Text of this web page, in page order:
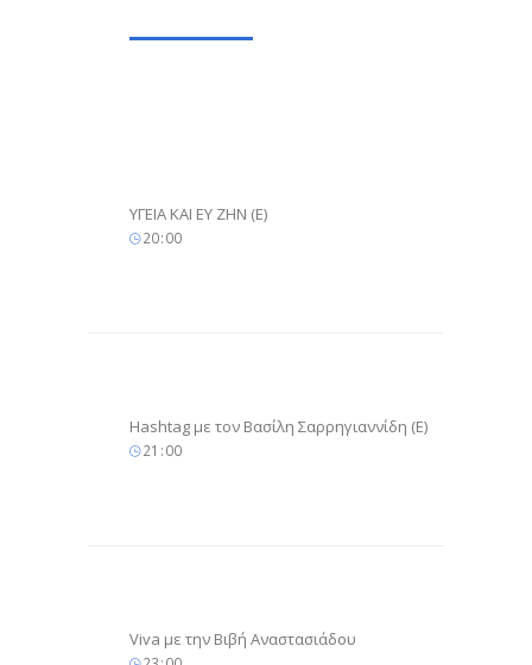
ΥΓΕΙΑ ΚΑΙ ΕΥ ΖΗΝ (E)
20 00
Hashtag με τον Βασίλη Σαρρηγιαννίδη (E)
21 00
Viva με την Βιβή Αναστασιάδου